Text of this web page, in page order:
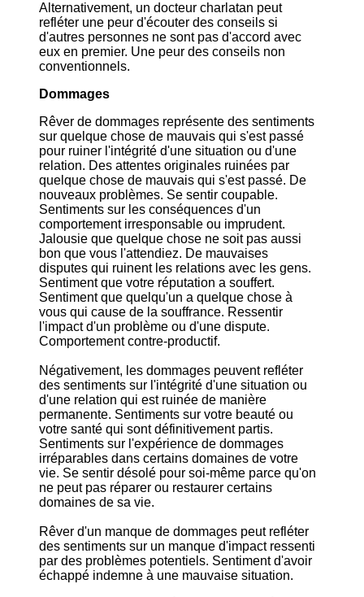
Alternativement, un docteur charlatan peut
refléter une peur d'écouter des conseils si
d'autres personnes ne sont pas d'accord avec
eux en premier. Une peur des conseils non
conventionnels.
Dommages
Rêver de dommages représente des sentiments
sur quelque chose de mauvais qui s'est passé
pour ruiner l'intégrité d'une situation ou d'une
relation. Des attentes originales ruinées par
quelque chose de mauvais qui s'est passé. De
nouveaux problèmes. Se sentir coupable.
Sentiments sur les conséquences d'un
comportement irresponsable ou imprudent.
Jalousie que quelque chose ne soit pas aussi
bon que vous l'attendiez. De mauvaises
disputes qui ruinent les relations avec les gens.
Sentiment que votre réputation a souffert.
Sentiment que quelqu'un a quelque chose à
vous qui cause de la souffrance. Ressentir
l'impact d'un problème ou d'une dispute.
Comportement contre-productif.
Négativement, les dommages peuvent refléter
des sentiments sur l'intégrité d'une situation ou
d'une relation qui est ruinée de manière
permanente. Sentiments sur votre beauté ou
votre santé qui sont définitivement partis.
Sentiments sur l'expérience de dommages
irréparables dans certains domaines de votre
vie. Se sentir désolé pour soi-même parce qu'on
ne peut pas réparer ou restaurer certains
domaines de sa vie.
Rêver d'un manque de dommages peut refléter
des sentiments sur un manque d'impact ressenti
par des problèmes potentiels. Sentiment d'avoir
échappé indemne à une mauvaise situation.